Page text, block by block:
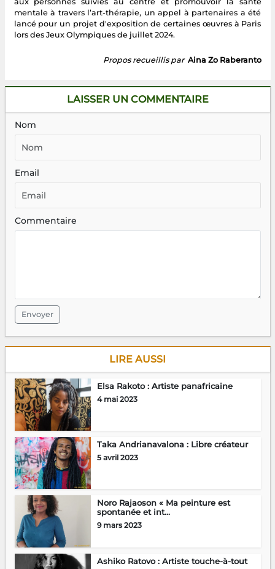
mentale à travers l’art-thérapie, un appel à partenaires a été
lancé pour un projet d'exposition de certaines œuvres à Paris
lors des Jeux Olympiques de juillet 2024.
Propos recueillis par Aina Zo Raberanto
LAISSER UN COMMENTAIRE
Nom
Email
Commentaire
Envoyer
LIRE AUSSI
Elsa Rakoto : Artiste panafricaine
4 mai 2023
Taka Andrianavalona : Libre créateur
5 avril 2023
Noro Rajaoson « Ma peinture est
spontanée et int...
9 mars 2023
Ashiko Ratovo : Artiste touche-à-tout